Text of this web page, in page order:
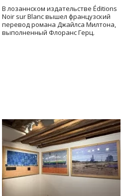
В лозаннском издательстве Éditions
Noir sur Blanc вышел французский
перевод романа Джайлса Милтона,
выполненный Флоранс Герц.